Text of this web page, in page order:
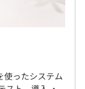
使ったシステム